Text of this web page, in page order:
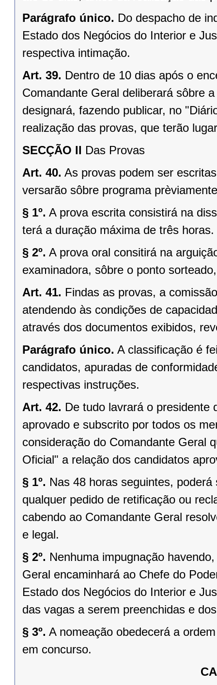
Parágrafo único. Do despacho de
Estado dos Negócios do Interior e
respectiva intimação.
Art. 39. Dentro de 10 dias após o
Comandante Geral deliberará sôbre
designará, fazendo publicar, no
realização das provas, que terão
SECÇÃO II Das Provas
Art. 40. As provas podem ser
versarão sôbre programa
§ 1º. A prova escrita consistirá na
terá a duração máxima de três horas.
§ 2º. A prova oral consitirá na
examinadora, sôbre o ponto
Art. 41. Findas as provas, a
atendendo às condições de
através dos documentos exibidos,
Parágrafo único. A classificação é
candidatos, apuradas de
respectivas instruções.
Art. 42. De tudo lavrará o presidente
aprovado e subscrito por todos os
consideração do Comandante Geral
Oficial" a relação dos candidatos
§ 1º. Nas 48 horas seguintes,
qualquer pedido de retificação ou
cabendo ao Comandante Geral
e legal.
§ 2º. Nenhuma impugnação
Geral encaminhará ao Chefe do
Estado dos Negócios do Interior e
das vagas a serem preenchidas e
§ 3º. A nomeação obedecerá a
em concurso.